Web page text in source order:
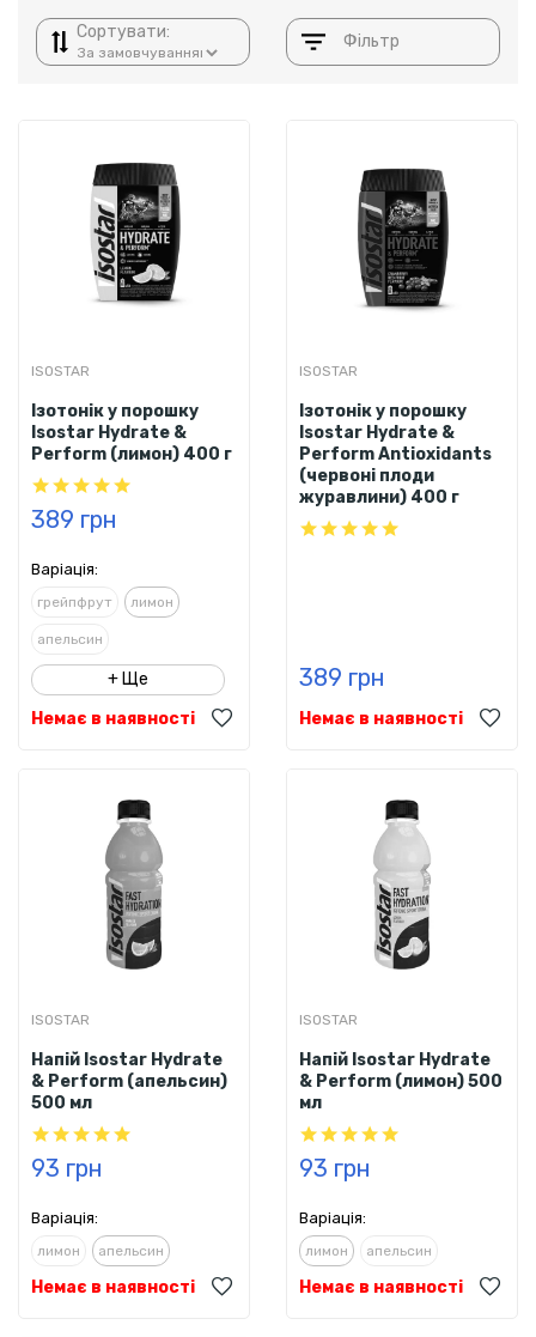
Сортувати: Фільтр
ISOSTAR
Ізотонік у порошку
Isostar Hydrate &
Perform (лимон) 400 г
389 грн
Варіація:
грейпфрут лимон
апельсин
+ Ще
Немає в наявності
ISOSTAR
Ізотонік у порошку
Isostar Hydrate &
Perform Antioxidants
(червоні плоди
журавлини) 400 г
389 грн
Немає в наявності
ISOSTAR
Напій Isostar Hydrate
& Perform (апельсин)
500 мл
93 грн
Варіація:
лимон апельсин
Немає в наявності
ISOSTAR
Напій Isostar Hydrate
& Perform (лимон) 500
мл
93 грн
Варіація:
лимон апельсин
Немає в наявності